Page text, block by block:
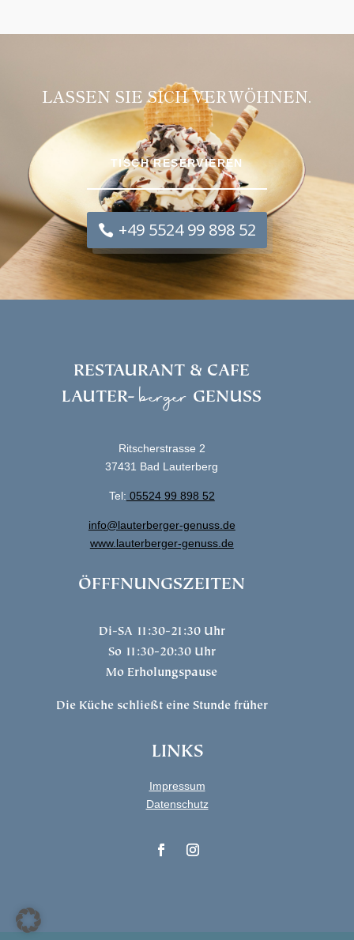
LASSEN SIE SICH VERWÖHNEN.
TISCH RESERVIEREN
+49 5524 99 898 52
RESTAURANT & CAFE
LAUTER-berger GENUSS
Ritscherstrasse 2
37431 Bad Lauterberg
Tel: 05524 99 898 52
info@lauterberger-genuss.de
www.lauterberger-genuss.de
ÖFFFNUNGSZEITEN
Di-SA 11:30-21:30 Uhr
So 11:30-20:30 Uhr
Mo Erholungspause
Die Küche schließt eine Stunde früher
LINKS
Impressum
Datenschutz